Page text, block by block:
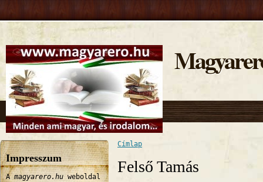
Impresszum
A magyarero.hu weboldal
Jelenlegi hely
Címlap
Felső Tamás